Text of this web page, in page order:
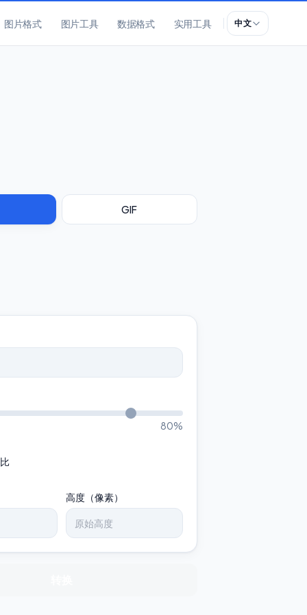
图片格式 图片工具 数据格式 实用工具 中文
GIF
80%
高度（像素）